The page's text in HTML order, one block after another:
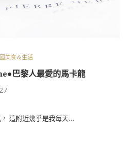
美食＆生活
巴黎人最愛的馬卡龍
這附近幾乎是我每天…